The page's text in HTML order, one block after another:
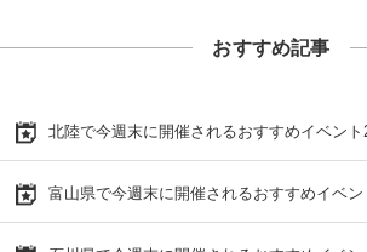
おすすめ記事
北陸で今週末に開催されるおすすめイベント
富山県で今週末に開催されるおすすめイベン